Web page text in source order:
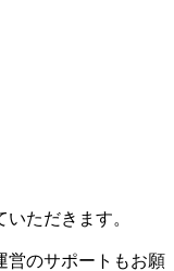
ただきます。
営のサポートもお願